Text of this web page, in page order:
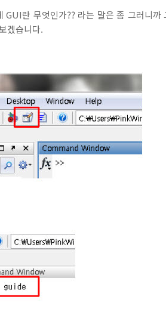
란 무엇인가?? 라는 말은 좀 그러니까
겠습니다.